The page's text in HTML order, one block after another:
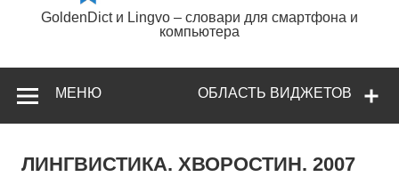
GoldenDict и Lingvo – словари для смартфона и
компьютера
ОБЛАСТЬ ВИДЖЕТОВ
МЕНЮ
ЛИНГВИСТИКА. ХВОРОСТИН. 2007